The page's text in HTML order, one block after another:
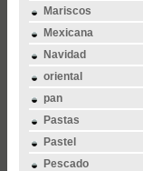
Mariscos
Mexicana
Navidad
oriental
pan
Pastas
Pastel
Pescado